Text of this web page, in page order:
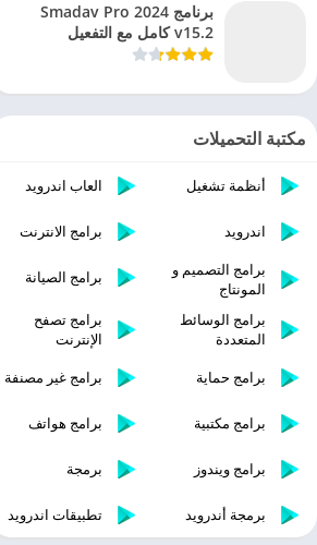
برنامج Smadav Pro 2024
v15.2 كامل مع التفعيل
مكتبة التحميلات
أنظمة تشغيل العاب اندرويد
اندرويد
برامج الانترنت
برامج التصميم و
المونتاج
برامج الصيانة
برامج الوسائط
المتعددة
برامج تصفح
الإنترنت
برامج حماية
برامج غير مصنفة
برامج مكتبية برامج هواتف
برامج ويندوز برمجة
برمجة أندرويد تطبيقات اندرويد